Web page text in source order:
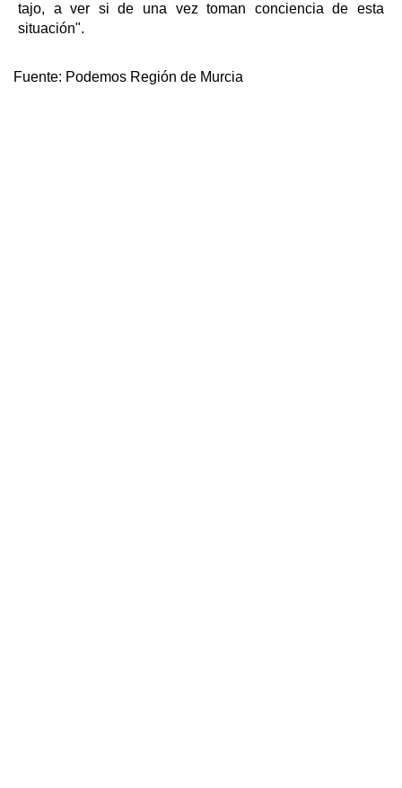
tajo, a ver si de una vez toman conciencia de esta
situación".
Fuente: Podemos Región de Murcia